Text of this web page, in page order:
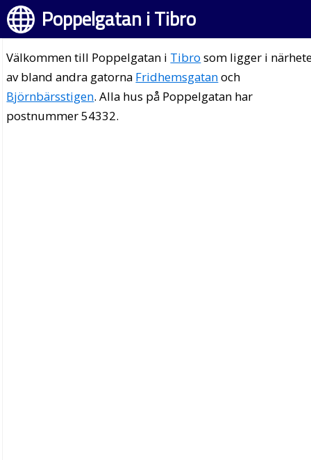
Poppelgatan i Tibro
Välkommen till Poppelgatan i Tibro som ligger i
av bland andra gatorna Fridhemsgatanoch
Björnbärsstigen. Alla hus på Poppelgatan har
postnummer 54332.